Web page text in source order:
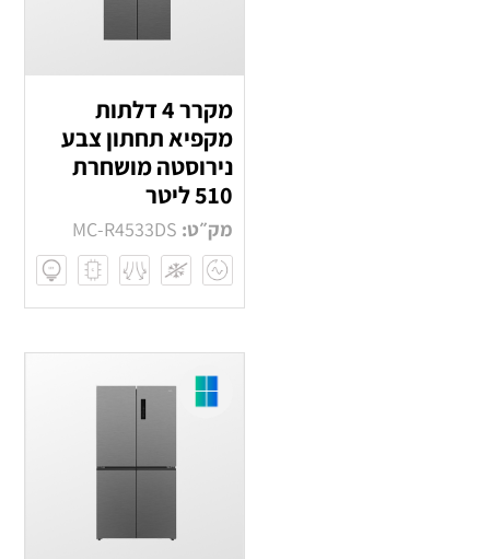
מקרר 4 דלתות
מקפיא תחתון צבע
נירוסטה מושחרת
510 ליטר
מק״ט: MC-R4533DS